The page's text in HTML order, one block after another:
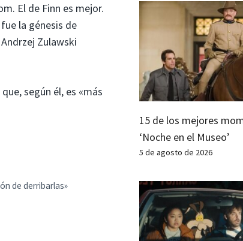
El de Finn es mejor.
la génesis de
Zulawski
según él, es «más
de derribarlas»
15 de los mejores
‘Noche en el Museo’
5 de agosto de 2026